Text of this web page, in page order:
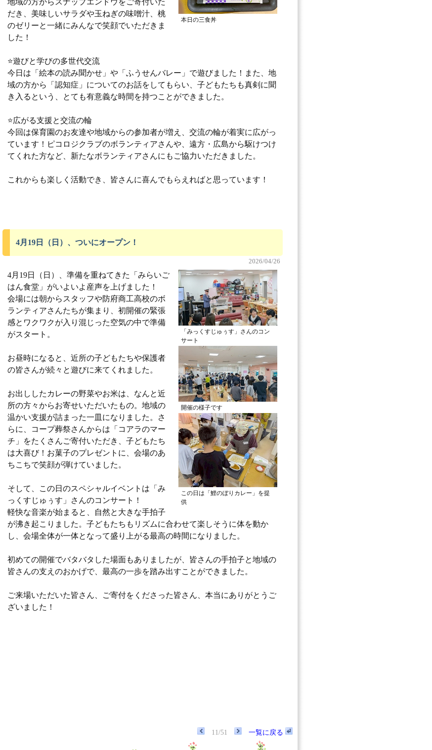
本日の三食丼
地域の方からスナップエンドウをご寄付いた
だき、美味しいサラダや玉ねぎの味噌汁、桃
のゼリーと一緒にみんなで笑顔でいただきま
した！
⭐️遊びと学びの多世代交流
今日は「絵本の読み聞かせ」や「ふうせんバレー」で遊びました！また、地
域の方から「認知症」についてのお話をしてもらい、子どもたちも真剣に聞
き入るという、とても有意義な時間を持つことができました。
⭐️広がる支援と交流の輪
今回は保育園のお友達や地域からの参加者が増え、交流の輪が着実に広がっ
ています！ピコロジクラブのボランティアさんや、遠方・広島から駆けつけ
てくれた方など、新たなボランティアさんにもご協力いただきました。
これからも楽しく活動でき、皆さんに喜んでもらえればと思っています！
4月19日（日）、ついにオープン！
2026/04/26
「みっくすじゅぅす」さんのコン
サート
開催の様子です
この日は「鯉のぼりカレー」を提
供
4月19日（日）、準備を重ねてきた「みらいご
はん食堂」がいよいよ産声を上げました！
会場には朝からスタッフや防府商工高校のボ
ランティアさんたちが集まり、初開催の緊張
感とワクワクが入り混じった空気の中で準備
がスタート。
お昼時になると、近所の子どもたちや保護者
の皆さんが続々と遊びに来てくれました。
お出ししたカレーの野菜やお米は、なんと近
所の方々からお寄せいただいたもの。地域の
温かい支援が詰まった一皿になりました。さ
らに、コープ葬祭さんからは「コアラのマー
チ」をたくさんご寄付いただき、子どもたち
は大喜び！お菓子のプレゼントに、会場のあ
ちこちで笑顔が弾けていました。
そして、この日のスペシャルイベントは「み
っくすじゅぅす」さんのコンサート！
軽快な音楽が始まると、自然と大きな手拍子
が沸き起こりました。子どもたちもリズムに合わせて楽しそうに体を動か
し、会場全体が一体となって盛り上がる最高の時間になりました。
初めての開催でバタバタした場面もありましたが、皆さんの手拍子と地域の
皆さんの支えのおかげで、最高の一歩を踏み出すことができました。
ご来場いただいた皆さん、ご寄付をくださった皆さん、本当にありがとうご
ざいました！
11/51 一覧に戻る